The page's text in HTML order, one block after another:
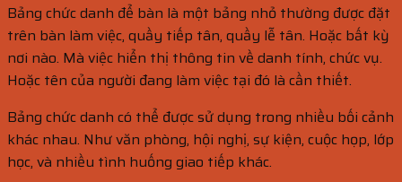
Bảng chức danh để bàn là một bảng nhỏ thường được đặt
trên bàn làm việc, quầy tiếp tân, quầy lễ tân. Hoặc bất kỳ
nơi nào. Mà việc hiển thị thông tin về danh tính, chức vụ.
Hoặc tên của người đang làm việc tại đó là cần thiết.
Bảng chức danh có thể được sử dụng trong nhiều bối cảnh
khác nhau. Như văn phòng, hội nghị, sự kiện, cuộc họp, lớp
học, và nhiều tình huống giao tiếp khác.